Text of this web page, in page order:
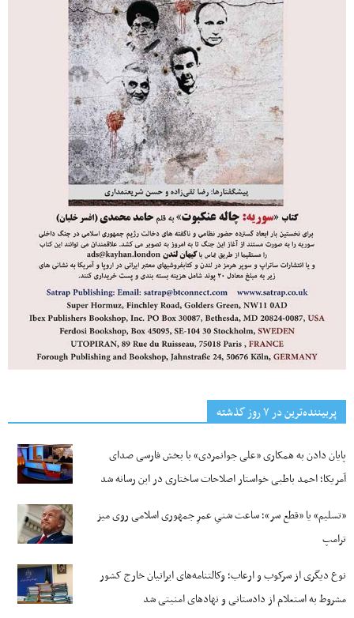
پربیننده‌ترین‌ در ۷ روز گذشته
پایان دادن به همکاری «علی جوانمردی» با بخش فارسی صدای
آمریکا؛ احمد باطبی خواستار اصلاحات ساختاری در این رسانه شد
«تسلیم» یا «قطع سر»؛ ساعت شنیِ عمرِ جمهوری اسلامی روی میز
ترامپ
نوع دیگری از سرکوب و ارعاب؛ وکالتنامه‌های ایرانیان خارج کشور
مشروط به استعلام از دادستانی و نهادهای امنیتی شد